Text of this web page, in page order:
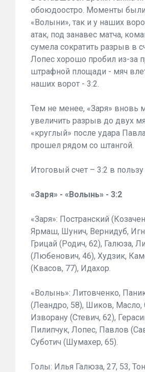
обоюдоостро. Моменты были
«Волыни», так и у наших
атак, под занавес матча,
сумела сократить разрыв в
Лопес хорошо пробил из-за
штрафной площади - мяч
наших ворот - 3:2.
Тем не менее, «Заря» вновь
увеличить разрыв до двух
«круглый» после удара
прошел рядом со штангой.
Итоговый счет – 3:2 в пользу
«Заря» - «Волынь» - 3:2
«Заря»: Постранский
Ярмаш, Шунич, Вернидуб,
Грицай (Родич, 62), Галюза,
(Любенович, 46), Худзик,
(Квасов, 77), Идахор.
«Волынь»: Литовченко,
(Леандро, 58), Шиков, Масло,
Изворану (Стевич, 62),
Пилипчук, Лопес, Павлов
Суботич (Шумахер, 65).
Голы: Илья Галюза, 27, 53,